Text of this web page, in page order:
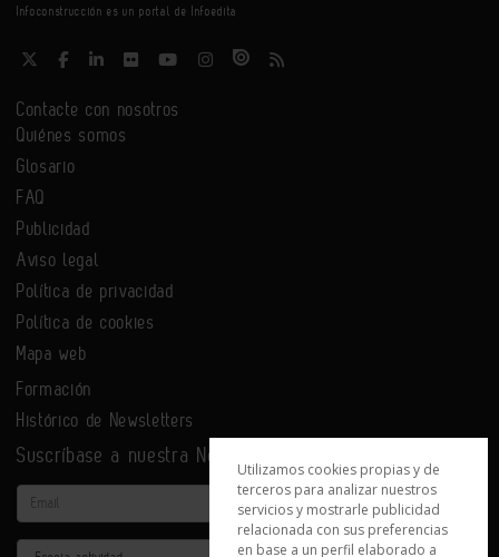
Infoconstrucción es un portal de Infoedita
Contacte con nosotros
Quiénes somos
Glosario
FAQ
Publicidad
Aviso legal
Política de privacidad
Política de cookies
Mapa web
Formación
Histórico de Newsletters
Suscríbase a nuestra Newsletter
Email
Actividad
Utilizamos cookies propias y de
terceros para analizar nuestros
servicios y mostrarle publicidad
relacionada con sus preferencias
en base a un perfil elaborado a